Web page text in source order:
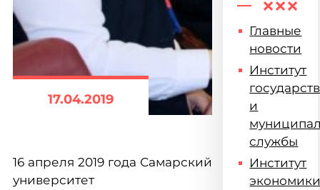
17.04.2019
16 апреля 2019 года Самарский
университет
Главные
новости
Институт
и
службы
Институт